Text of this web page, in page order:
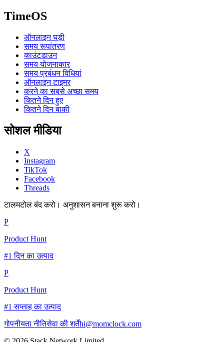
TimeOS
ऑनलाइन घड़ी
समय रूपांतरण
काउंटडाउन
समय योजनाकार
समय प्रबंधन विधियां
ऑनलाइन टाइमर
करने का सबसे अच्छा समय
कितने दिन हुए
कितने दिन बाकी
सोशल मीडिया
X
Instagram
TikTok
Facebook
Threads
टालमटोल बंद करो। अनुशासन बनाना शुरू करो।
P
Product Hunt
#1 दिन का उत्पाद
P
Product Hunt
#1 सप्ताह का उत्पाद
गोपनीयता नीतिसेवा की शर्तेंhi@momclock.com